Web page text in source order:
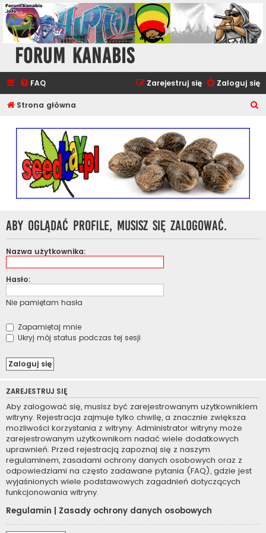
Forum Kanabis
FAQ Zaloguj się
Zarejestruj się
Strona główna
Aby oglądać profile, musisz się zalogować.
Nazwa użytkownika:
Hasło:
Nie pamiętam hasła
Zapamiętaj mnie
Ukryj mój status podczas tej sesji
ZAREJESTRUJ SIĘ
Aby zalogować się, musisz być zarejestrowanym użytkownikiem
witryny. Rejestracja zajmuje tylko chwilę, a znacznie zwiększa
możliwości korzystania z witryny. Administrator witryny może
zarejestrowanym użytkownikom nadać wiele dodatkowych
uprawnień. Przed rejestracją zapoznaj się z naszym
regulaminem, zasadami ochrony danych osobowych oraz z
odpowiedziami na często zadawane pytania (FAQ), gdzie jest
wyjaśnionych wiele podstawowych zagadnień dotyczących
funkcjonowania witryny.
Regulamin | Zasady ochrony danych osobowych